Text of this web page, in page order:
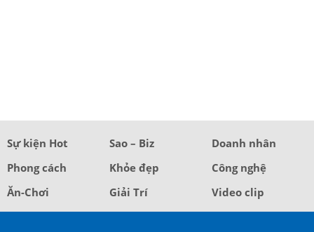
Sự kiện Hot Sao – Biz
Doanh nhân
Phong cách
Khỏe đẹp
Công nghệ
Ăn-Chơi
Giải Trí Video clip